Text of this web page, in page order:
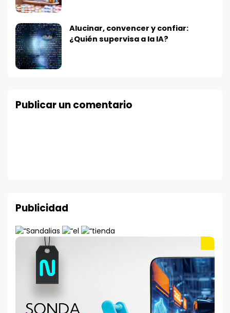
Alucinar, convencer y confiar:
¿Quién supervisa a la IA?
Publicar un comentario
Publicidad